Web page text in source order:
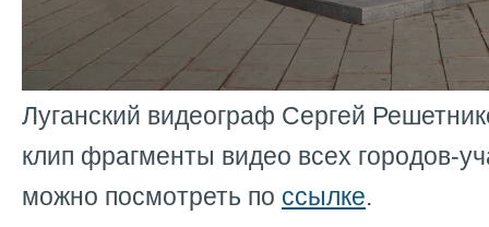
Луганский видеограф Сергей
клип фрагменты видео всех городов-
можно посмотреть по ссылке.